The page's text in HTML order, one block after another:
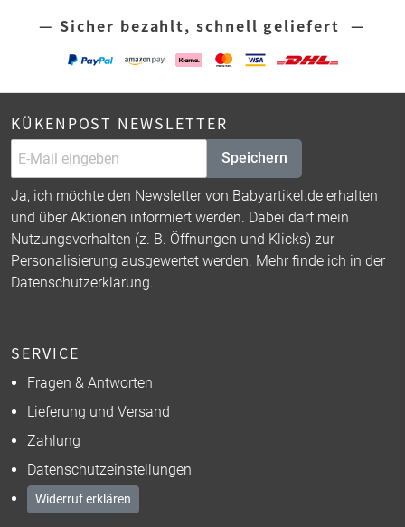
— Sicher bezahlt, schnell geliefert —
KÜKENPOST NEWSLETTER
Speichern
Ja, ich möchte den Newsletter von Babyartikel.de erhalten
und über Aktionen informiert werden. Dabei darf mein
Nutzungsverhalten (z. B. Öffnungen und Klicks) zur
Personalisierung ausgewertet werden. Mehr finde ich in der
Datenschutzerklärung.
SERVICE
Fragen & Antworten
Lieferung und Versand
Zahlung
Datenschutzeinstellungen
Widerruf erklären